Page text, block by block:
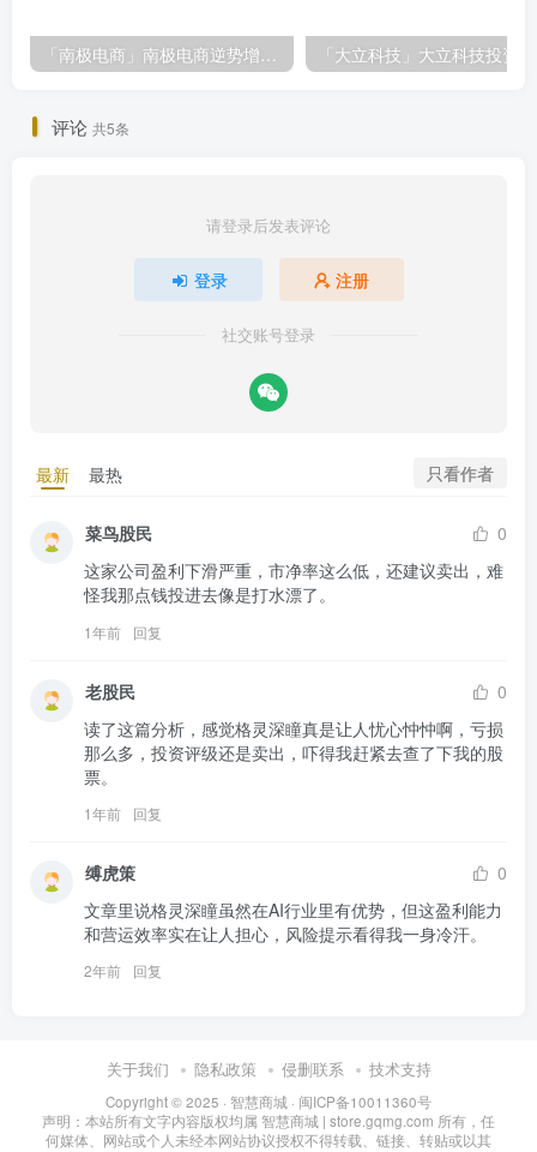
「南极电商」南极电商逆势增长，股价飙升背后的秘密武器！
评论 共5条
请登录后发表评论
登录 注册
社交账号登录
最新 最热 只看作者
菜鸟股民
0
这家公司盈利下滑严重，市净率这么低，还建议卖出，难
怪我那点钱投进去像是打水漂了。
1年前 回复
老股民
0
读了这篇分析，感觉格灵深瞳真是让人忧心忡忡啊，亏损
那么多，投资评级还是卖出，吓得我赶紧去查了下我的股
票。
1年前 回复
缚虎策
0
文章里说格灵深瞳虽然在AI行业里有优势，但这盈利能力
和营运效率实在让人担心，风险提示看得我一身冷汗。
2年前 回复
关于我们 隐私政策 侵删联系 技术支持
Copyright © 2025 · 智慧商城 · 闽ICP备10011360号
声明：本站所有文字内容版权均属 智慧商城 | store.gqmg.com 所有，任
何媒体、网站或个人未经本网站协议授权不得转载、链接、转贴或以其